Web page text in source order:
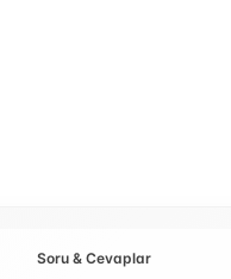
Soru & Cevaplar